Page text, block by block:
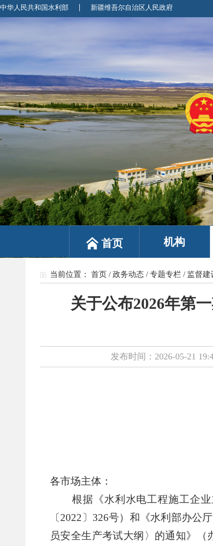
中华人民共和国水利部 新疆维吾尔自治区人民政府
首页 机构
当前位置： 首页 /政务动态 /专题专栏 / 监督建
关于公布2026年第
发布时间：2026-05-21
各市场主体：
根据 《水利水电工程施工企
〔2022 〕 326号） 和《水利部办公
员安全生产考试大纲 〉 的通知》 （